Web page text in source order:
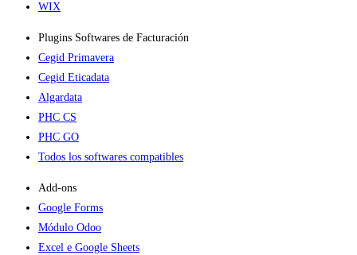
WIX
Plugins Softwares de Facturación
Cegid Primavera
Cegid Eticadata
Algardata
PHC CS
PHC GO
Todos los softwares compatibles
Add-ons​
Google Forms
Módulo Odoo
Excel e Google Sheets